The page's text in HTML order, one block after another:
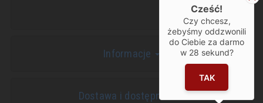
Informacje
Dostawa i dostępność
Cześć!
Czy chcesz,
żebyśmy oddzwonili
do Ciebie za darmo
w 28 sekund?
TAK